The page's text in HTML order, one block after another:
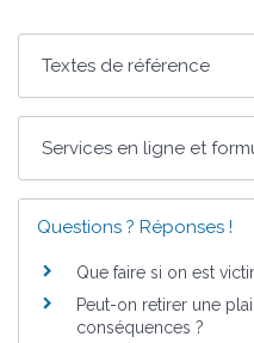
Textes de référence
Services en ligne et
Questions ? Réponses !
Que faire si on est
Peut-on retirer une
conséquences ?